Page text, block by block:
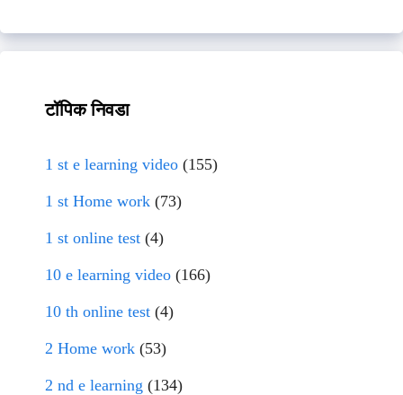
टॉपिक निवडा
1 st e learning video (155)
1 st Home work (73)
1 st online test (4)
10 e learning video (166)
10 th online test (4)
2 Home work (53)
2 nd e learning (134)